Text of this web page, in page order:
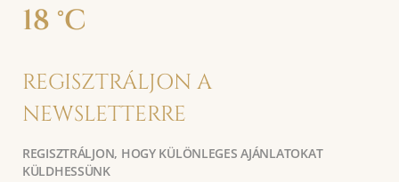
18 °C
REGISZTRÁLJON A
NEWSLETTERRE
REGISZTRÁLJON, HOGY KÜLÖNLEGES AJÁNLATOKAT
KÜLDHESSÜNK